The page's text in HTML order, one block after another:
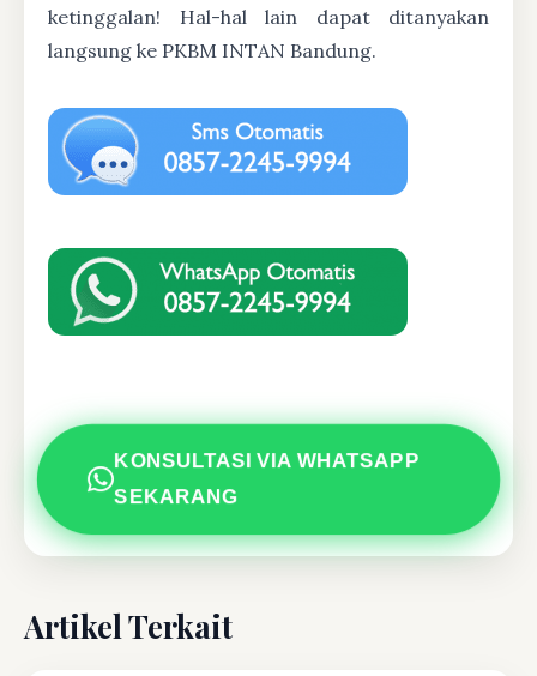
ketinggalan! Hal-hal lain dapat ditanyakan
langsung ke PKBM INTAN Bandung.
KONSULTASI VIA WHATSAPP
SEKARANG
Artikel Terkait